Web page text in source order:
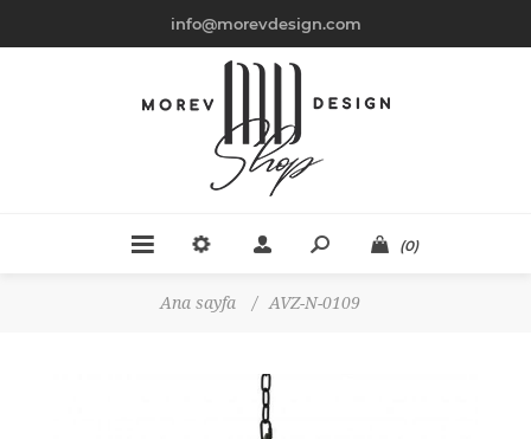
info@morevdesign.com
(0)
Ana sayfa / AVZ-N-0109